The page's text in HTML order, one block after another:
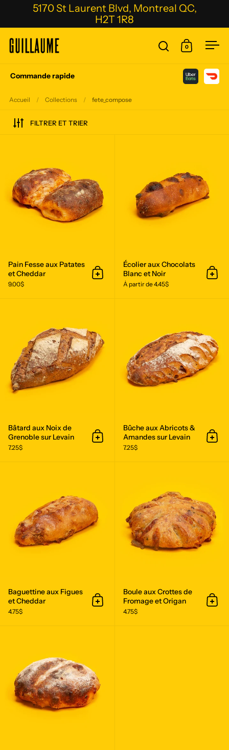
Passer au contenu5170 St Laurent Blvd, Montreal QC,
H2T 1R8
Ouvrir la fenêtre
Ouvrir le
0
Commande rapide
Accueil / Collections / fete_compose
FILTRER ET TRIER
Pain Fesse aux Patates
et Cheddar
9.00$
Ajouter au panier
Écolier aux Chocolats
Blanc et Noir
À partir de 4.45$
Bâtard aux Noix de
Grenoble sur Levain
7.25$
Ajouter au panier
Bûche aux Abricots &
Amandes sur Levain
7.25$
Baguettine aux Figues
et Cheddar
4.75$
Ajouter au panier
Boule aux Crottes de
Fromage et Origan
4.75$